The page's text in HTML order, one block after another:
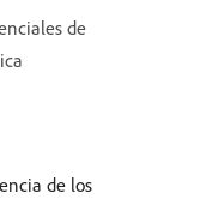
de
de los